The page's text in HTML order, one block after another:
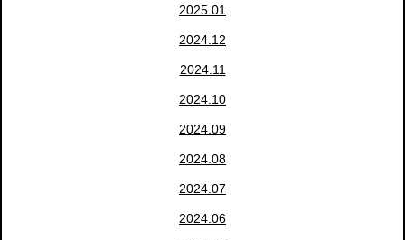
2025.01
2024.12
2024.11
2024.10
2024.09
2024.08
2024.07
2024.06